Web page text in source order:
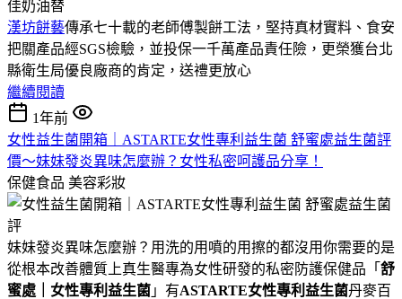
漢坊餅藝傳承七十載的老師傅製餅工法，堅持真材實料、食安
把關產品經SGS檢驗，並投保一千萬產品責任險，更榮獲台北
縣衛生局優良廠商的肯定，送禮更放心
繼續閱讀
1年前
女性益生菌開箱｜ASTARTE女性專利益生菌 舒蜜處益生菌評
價～妹妹發炎異味怎麼辦？女性私密呵護品分享！
保健食品 美容彩妝
妹妹發炎異味怎麼辦？用洗的用噴的用擦的都沒用你需要的是
從根本改善體質上真生醫專為女性研發的私密防護保健品「 舒
蜜處｜女性專利益生菌 」有ASTARTE女性專利益生菌丹麥百